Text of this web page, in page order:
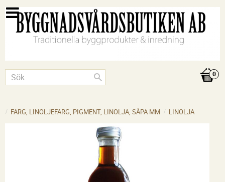
FÄRG, LINOLJEFÄRG, PIGMENT, LINOLJA, SÅPA MM LINOLJA